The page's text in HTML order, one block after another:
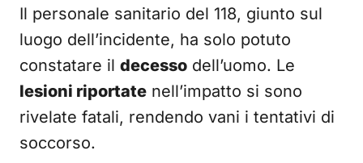
Il personale sanitario del 118, giunto sul
luogo dell’incidente, ha solo potuto
constatare il decesso dell’uomo. Le
lesioni riportate nell’impatto si sono
rivelate fatali, rendendo vani i tentativi di
soccorso.